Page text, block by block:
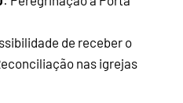
de receber o
nas igrejas